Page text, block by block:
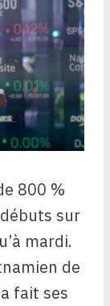
800 %
sur
mardi.
de
fait ses